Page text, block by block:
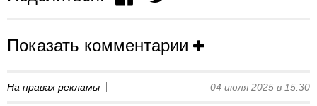
Показать комментарии
На правах рекламы 04 июля 2025 в 15:30